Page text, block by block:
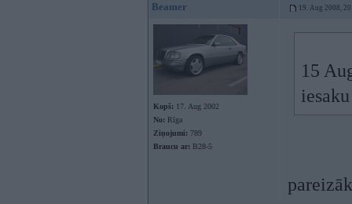
Beamer 19. Aug 2008,
Kopš: 17. Aug 2002
No: Rīga
Ziņojumi: 789
Braucu ar: B28-5
15